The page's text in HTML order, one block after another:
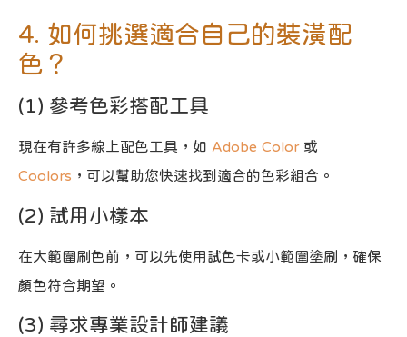
4. 如何挑選適合自己的裝潢配
色？
(1) 參考色彩搭配工具
現在有許多線上配色工具，如 Adobe Color或
Coolors ，可以幫助您快速找到適合的色彩組合。
(2) 試用小樣本
在大範圍刷色前，可以先使用試色卡或小範圍塗刷，確保
顏色符合期望。
(3) 尋求專業設計師建議